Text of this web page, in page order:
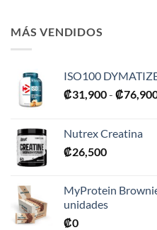
MÁS VENDIDOS
ISO100
₡31,900- ₡
Nutrex Creatina
₡26,500
MyProtein
unidades
₡0